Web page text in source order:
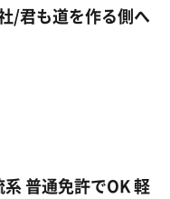
/君も道を作る側へ
普通免許でOK 軽